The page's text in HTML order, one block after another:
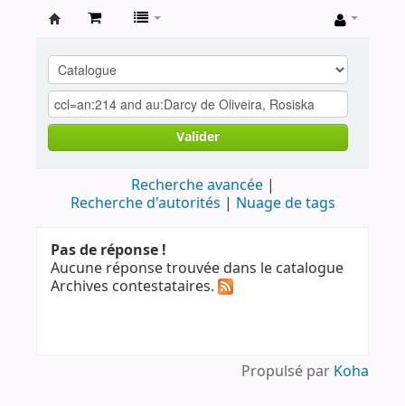
contestataires
Valider
Recherche avancée
Recherche d'autorités
Nuage de tags
Pas de réponse !
Aucune réponse trouvée dans le catalogue
Archives contestataires.
Propulsé par Koha